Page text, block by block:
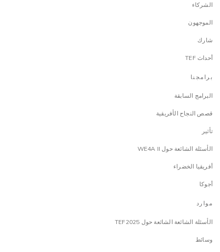
الشركاء
الموجهون
شارك
أحداث TEF
برامجنا
البرامج السابقة
قصص النجاح الأفريقية
تأثير
الأسئلة الشائعة حول WE4A II
أفريقيا الخضراء
أجوكا
موارد
الأسئلة الشائعة الشائعة حول TEF2025
وسائط